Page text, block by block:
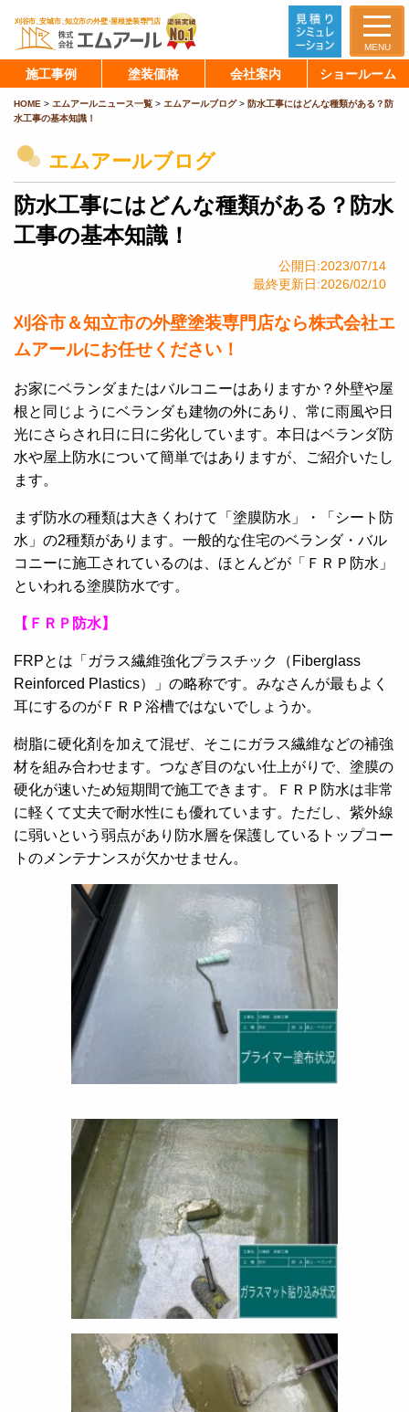
MENU
施工事例 塗装価格 会社案内 ショールーム
HOME > エムアールニュース一覧 > エムアールブログ> 防水工事にはどんな種類がある？防
水工事の基本知識！
エムアールブログ
防水工事にはどんな種類がある？防水
工事の基本知識！
公開日:2023/07/14
最終更新日:2026/02/10
刈谷市＆知立市の外壁塗装専門店なら株式会社エ
ムアールにお任せください！
お家にベランダまたはバルコニーはありますか？外壁や屋
根と同じようにベランダも建物の外にあり、常に雨風や日
光にさらされ日に日に劣化しています。本日はベランダ防
水や屋上防水について簡単ではありますが、ご紹介いたし
ます。
まず防水の種類は大きくわけて「塗膜防水」・「シート防
水」の2種類があります。一般的な住宅のベランダ・バル
コニーに施工されているのは、ほとんどが「ＦＲＰ防水」
といわれる塗膜防水です。
【ＦＲＰ防水】
FRPとは「ガラス繊維強化プラスチック（Fiberglass
Reinforced Plastics）」の略称です。みなさんが最もよく
耳にするのがＦＲＰ浴槽ではないでしょうか。
樹脂に硬化剤を加えて混ぜ、そこにガラス繊維などの補強
材を組み合わせます。つなぎ目のない仕上がりで、塗膜の
硬化が速いため短期間で施工できます。ＦＲＰ防水は非常
に軽くて丈夫で耐水性にも優れています。ただし、紫外線
に弱いという弱点があり防水層を保護しているトップコー
トのメンテナンスが欠かせません。